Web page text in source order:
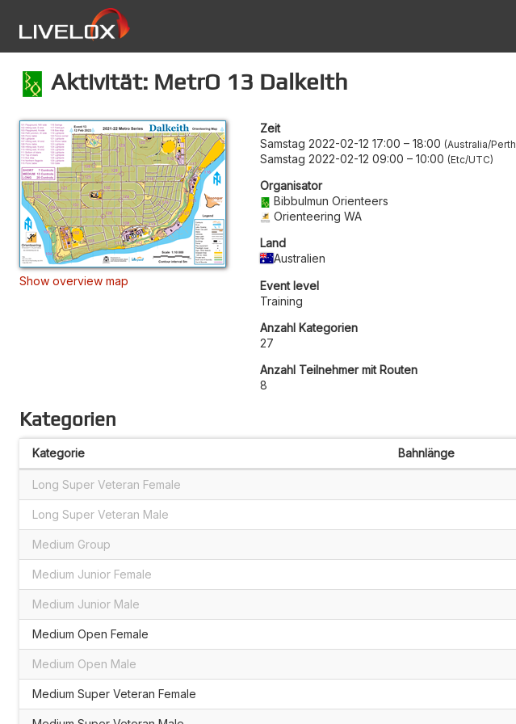
Aktivität: MetrO 13 Dalkeith
Show overview map
Zeit
Samstag 2022-02-12 17:00 – 18:00 Australia/Perth
Samstag 2022-02-12 09:00 – 10:00 Etc/UTC
Organisator
Bibbulmun Orienteers
Orienteering WA
Land
Australien
Event level
Training
Anzahl Kategorien
27
Anzahl Teilnehmer mit Routen
8
Kategorien
Kategorie Bahnlänge
Long Super Veteran Female
Long Super Veteran Male
Medium Group
Medium Junior Female
Medium Junior Male
Medium Open Female
Medium Open Male
Medium Super Veteran Female